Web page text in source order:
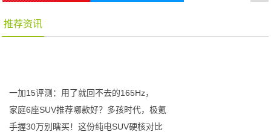
推荐资讯
一加15评测：用了就回不去的165Hz，
家庭6座SUV推荐哪款好？多孩时代，极氪
手握30万别瞎买！这份纯电SUV硬核对比